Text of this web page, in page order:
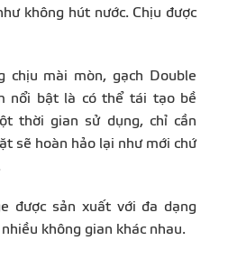
không hút nước. Chịu được
chịu mài mòn, gạch Double
nổi bật là có thể tái tạo bề
thời gian sử dụng, chỉ cần
sẽ hoàn hảo lại như mới chứ
được sản xuất với đa dạng
không gian khác nhau.